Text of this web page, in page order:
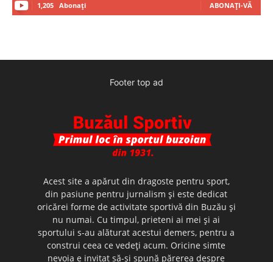
1,205 Abonați ABONAȚI-VĂ
Footer top ad
Acest site a apărut din dragoste pentru sport,
din pasiune pentru jurnalism şi este dedicat
oricărei forme de activitate sportivă din Buzău şi
nu numai. Cu timpul, prieteni ai mei şi ai
sportului s-au alăturat acestui demers, pentru a
construi ceea ce vedeţi acum. Oricine simte
nevoia e invitat să-şi spună părerea despre